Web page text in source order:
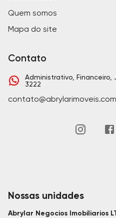
Quem somos
Mapa do site
Contato
Administrativo, Financeiro,
3222
Nossas unidades
Abrylar Negocios Imobiliarios